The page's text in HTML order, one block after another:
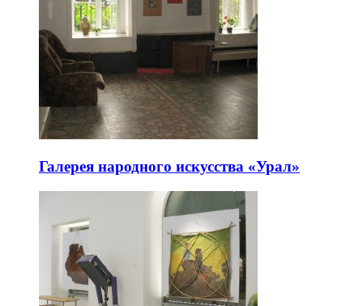
Галерея народного искусства «Урал»